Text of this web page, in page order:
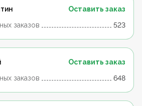
Оставить заказ
заказов
523
Оставить заказ
заказов
648